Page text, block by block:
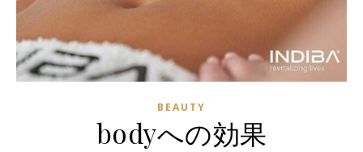
BEAUTY
bodyへの効果